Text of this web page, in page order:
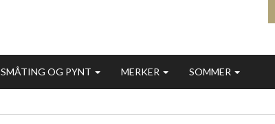
SMÅTING OG PYNT MERKER SOMMER